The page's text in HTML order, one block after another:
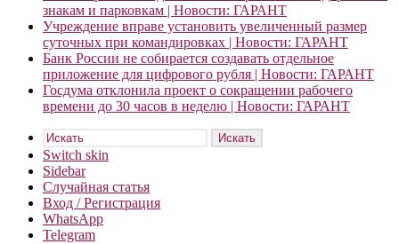
знакам и парковкам | Новости: ГАРАНТ
Учреждение вправе установить увеличенный размер
суточных при командировках | Новости: ГАРАНТ
Банк России не собирается создавать отдельное
приложение для цифрового рубля | Новости: ГАРАНТ
Госдума отклонила проект о сокращении рабочего
времени до 30 часов в неделю | Новости: ГАРАНТ
Искать
Switch skin
Sidebar
Случайная статья
Вход / Регистрация
WhatsApp
Telegram